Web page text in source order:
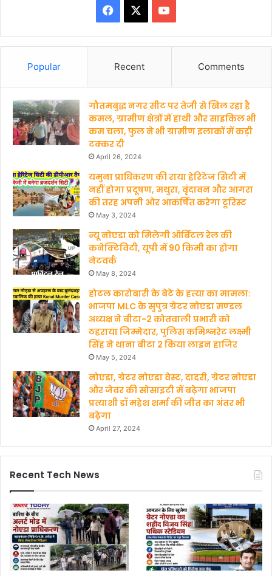
Facebook YouTube
Popular Recent Comments
गौतमबुद्ध नगर सीट पर तेजी से खिल रहा है
कमल, ग्रामीण क्षेत्रों में हाथी और साइकिल भी
कम चला, फुल ने भी ग्रामीण इलाकों में कड़ी
टक्कर दी
April 26, 2024
यमुना प्राधिकरण की राया हेरिटेज सिटी में
नहीं होगा प्रदूषण, मथुरा, वृंदावन और आगरा
की तरह अपनी ओर आकर्षित करेगा टूरिस्ट
May 3, 2024
न्यू नोएडा को मिलेगी ऑर्बिटल रेल की
कनेक्टिविटी, यूपी में 90 किमी का होगा
नेटवर्क
May 8, 2024
होटल कारोबारी के बेटे के हत्‍या का मामला:
भाजपा MLC के सुपुत्र ग्रेटर नोएडा मण्‍डल
अध्‍यक्ष ने बीटा-2 कोतवाली प्रभारी को
ठहराया जिम्मेदार, पुलिस कमिश्नरेट लक्ष्मी
सिंह ने थाना बीटा 2 किया लाइन हाजिर
May 5, 2024
नोएडा, ग्रेटर नोएडा वेस्ट, दादरी, ग्रेटर नोएडा
और जेवर की सोसाइटी में बढ़ेगा भाजपा
प्रत्याशी डॉ महेश शर्मा की जीत का अंतर भी
बढ़ेगा
April 27, 2024
Recent Tech News